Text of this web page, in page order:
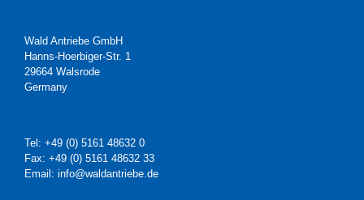
Wald Antriebe GmbH
Hanns-Hoerbiger-Str. 1
29664 Walsrode
Germany
Tel: +49 (0) 5161 48632 0
Fax: +49 (0) 5161 48632 33
Email: info@waldantriebe.de